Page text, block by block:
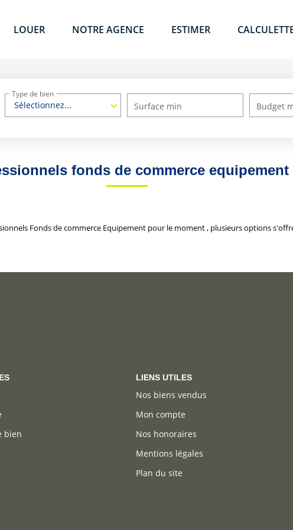
LOUER NOTRE AGENCE ESTIMER
Sélectionnez...
Type de bien
Surface min Budget
fonds de commerce equipement
Fonds de commerce Equipement pour le moment , plusieurs options
bien
LIENS UTILES
Nos biens vendus
Mon compte
Nos honoraires
Mentions légales
Plan du site